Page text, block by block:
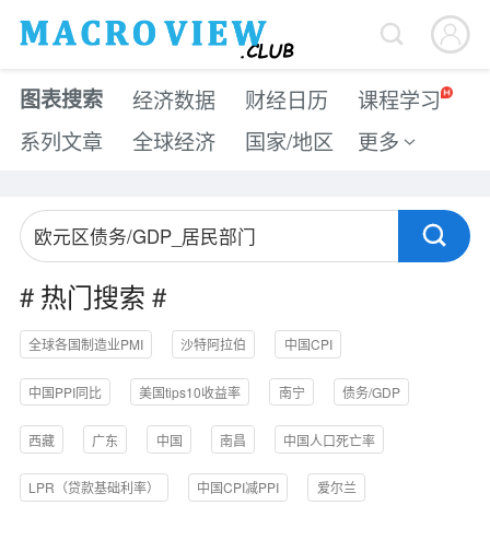


图表搜索 经济数据 财经日历
课程学习
系列文章
全球经济 国家/地区 更多 

# 热门搜索 #
全球各国制造业PMI 沙特阿拉伯 中国CPI
中国PPI同比 美国tips10收益率 南宁 债务/GDP
西藏 广东 中国 南昌 中国人口死亡率
LPR（贷款基础利率） 中国CPI减PPI 爱尔兰